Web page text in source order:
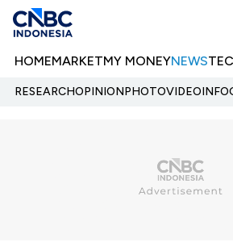
HOMEMARKETMY MONEYNEWS
RESEARCHOPINIONPHOTOVIDEO